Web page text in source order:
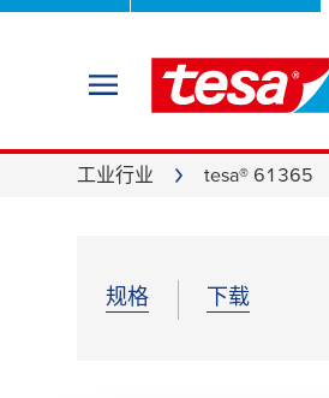
工业行业 tesa® 61365
规格 下载